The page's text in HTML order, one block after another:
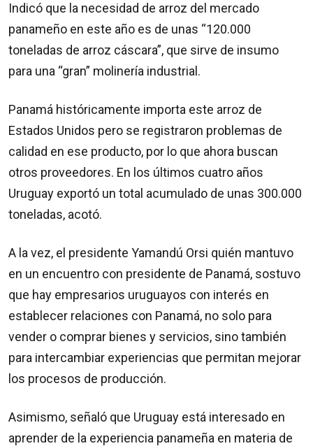
Indicó que la necesidad de arroz del mercado
panameño en este año es de unas “120.000
toneladas de arroz cáscara”, que sirve de insumo
para una “gran” molinería industrial.
Panamá históricamente importa este arroz de
Estados Unidos pero se registraron problemas de
calidad en ese producto, por lo que ahora buscan
otros proveedores. En los últimos cuatro años
Uruguay exportó un total acumulado de unas 300.000
toneladas, acotó.
A la vez, el presidente Yamandú Orsi quién mantuvo
en un encuentro con presidente de Panamá, sostuvo
que hay empresarios uruguayos con interés en
establecer relaciones con Panamá, no solo para
vender o comprar bienes y servicios, sino también
para intercambiar experiencias que permitan mejorar
los procesos de producción.
Asimismo, señaló que Uruguay está interesado en
aprender de la experiencia panameña en materia de